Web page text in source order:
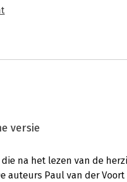
versie
na het lezen van de
auteurs Paul van der Voort